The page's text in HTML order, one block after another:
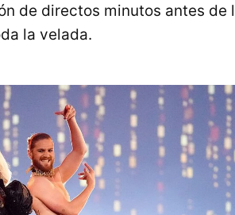
de directos minutos antes de
la velada.